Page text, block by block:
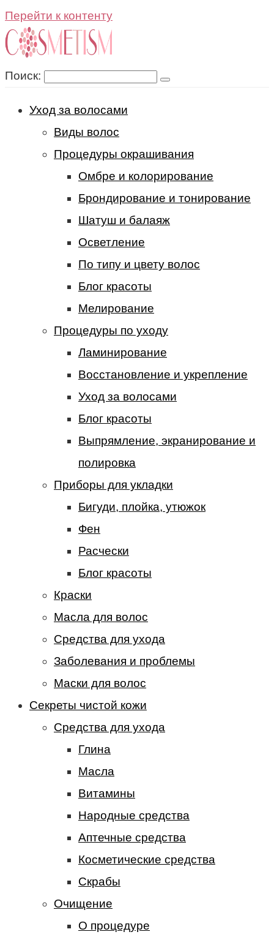
Перейти к контенту
Поиск:
Уход за волосами
Виды волос
Процедуры окрашивания
Омбре и колорирование
Брондирование и тонирование
Шатуш и балаяж
Осветление
По типу и цвету волос
Блог красоты
Мелирование
Процедуры по уходу
Ламинирование
Восстановление и укрепление
Уход за волосами
Блог красоты
Выпрямление, экранирование и
полировка
Приборы для укладки
Бигуди, плойка, утюжок
Фен
Расчески
Блог красоты
Краски
Масла для волос
Средства для ухода
Заболевания и проблемы
Маски для волос
Секреты чистой кожи
Средства для ухода
Глина
Масла
Витамины
Народные средства
Аптечные средства
Косметические средства
Скрабы
Очищение
О процедуре